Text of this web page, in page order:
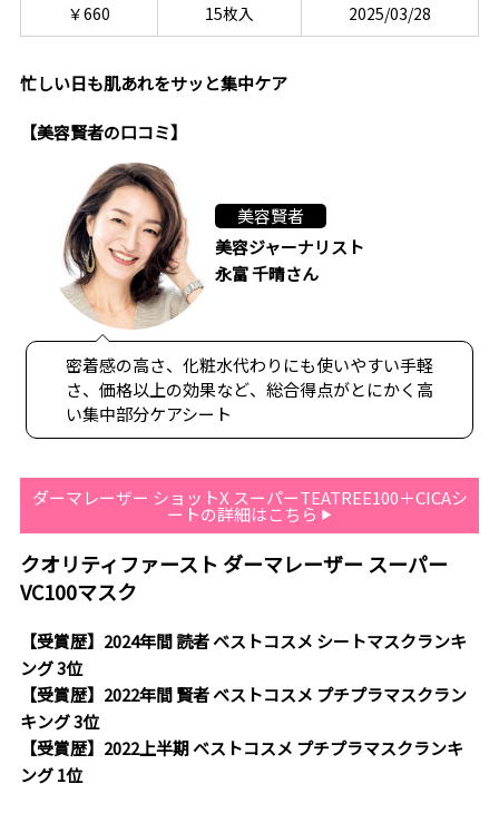
￥660
15枚入 2025/03/28
忙しい日も肌あれをサッと集中ケア
【美容賢者の口コミ】
美容賢者
美容ジャーナリスト
永富 千晴さん
密着感の高さ、化粧水代わりにも使いやすい手軽
さ、価格以上の効果など、総合得点がとにかく高
い集中部分ケアシート
ダーマレーザー ショットX スーパーTEATREE100＋CICAシ
ートの詳細はこちら
クオリティファースト ダーマレーザー スーパー
VC100マスク
【受賞歴】2024年間 読者 ベストコスメ シートマスクランキ
ング 3位
【受賞歴】2022年間 賢者 ベストコスメ プチプラマスクラン
キング 3位
【受賞歴】2022上半期 ベストコスメ プチプラマスクランキ
ング 1位